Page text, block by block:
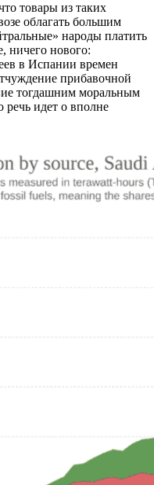
товары из таких
облагать большим
народы платить
ничего нового:
в Испании времен
прибавочной
тогдашним моральным
речь идет о вполне